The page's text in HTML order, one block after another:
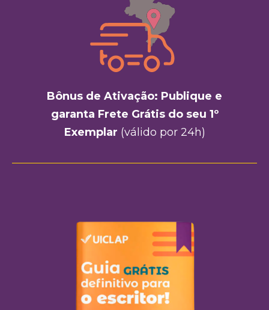
Bônus de Ativação: Publique e
garanta Frete Grátis do seu 1º
Exemplar (válido por 24h)